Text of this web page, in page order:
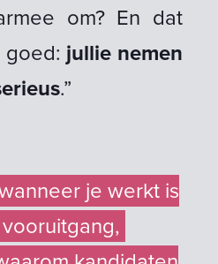
om? En dat
jullie nemen
.”
je werkt is